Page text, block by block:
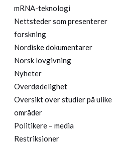
mRNA-teknologi
Nettsteder som presenterer
forskning
Nordiske dokumentarer
Norsk lovgivning
Nyheter
Overdødelighet
Oversikt over studier på ulike
områder
Politikere – media
Restriksjoner